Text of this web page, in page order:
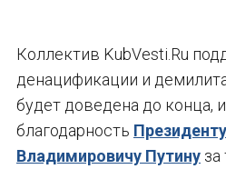
Коллектив KubVesti.Ru
денацификации и
будет доведена до конца,
благодарность
Владимировичу Путину